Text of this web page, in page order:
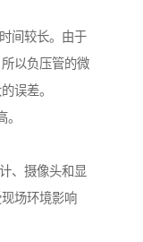
间较长。由于
以负压管的微
误差。
、摄像头和显
场环境影响